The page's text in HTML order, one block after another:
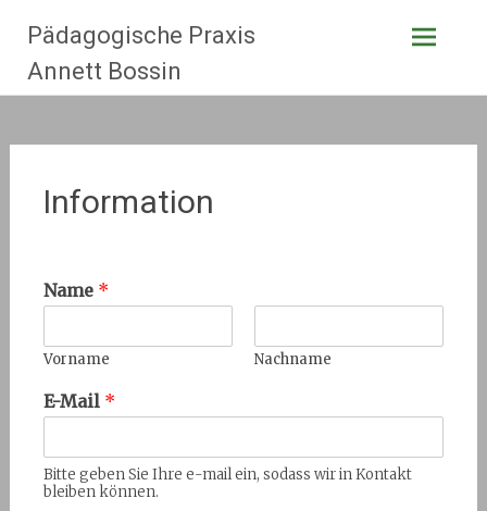
Inhalt
springen
Pädagogische Praxis
Annett Bossin
Information
Name *
Vorname Nachname
E-Mail *
Bitte geben Sie Ihre e-mail ein, sodass wir in Kontakt
bleiben können.